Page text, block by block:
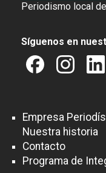
Periodismo local
Síguenos en
Empresa
Nuestra historia
Contacto
Programa de